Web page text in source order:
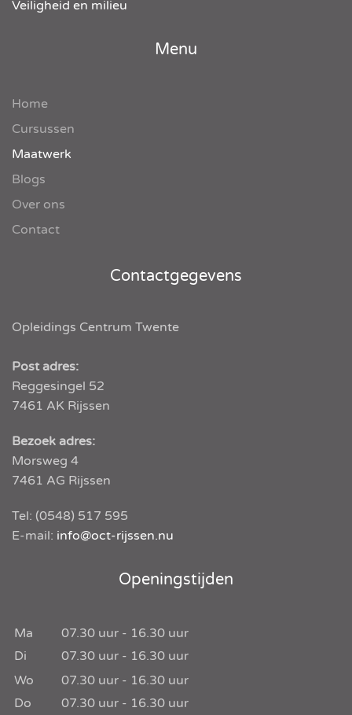
Veiligheid en milieu
Menu
Home
Cursussen
Maatwerk
Blogs
Over ons
Contact
Contactgegevens
Opleidings Centrum Twente
Post adres:
Reggesingel 52
7461 AK Rijssen
Bezoek adres:
Morsweg 4
7461 AG Rijssen
Tel: (0548) 517 595
E-mail: info@oct-rijssen.nu
Openingstijden
Ma 07.30 uur - 16.30 uur
Di
07.30 uur - 16.30 uur
Wo
07.30 uur - 16.30 uur
Do
07.30 uur - 16.30 uur